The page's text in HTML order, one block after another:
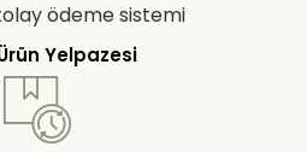
ödeme sistemi
Yelpazesi